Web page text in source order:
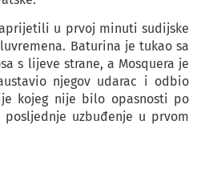
u prvoj minuti sudijske
Baturina je tukao sa
s lijeve strane, a Mosquera je
njegov udarac i odbio
kojeg nije bilo opasnosti po
uzbuđenje u prvom